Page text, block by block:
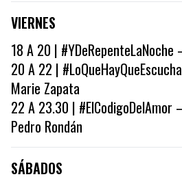
VIERNES
18 A 20 |
20 A 22 |
Marie Zapata
22 A 23.30 | #ElCodigoDelAmor
Pedro Rondán
SÁBADOS